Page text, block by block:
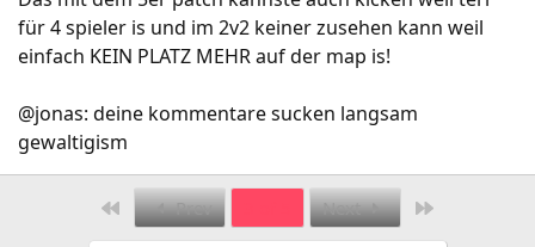
für 4 spieler is und im 2v2 keiner zusehen kann weil
einfach KEIN PLATZ MEHR auf der map is!
@jonas: deine kommentare sucken langsam
gewaltigism
First Prev Next